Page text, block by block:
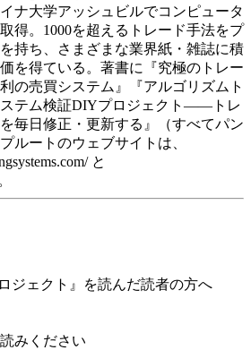
ナ大学アッシュビルでコンピュータ
得。1000を超えるトレード手法をプ
持ち、さまざまな業界紙・雑誌に積
を得ている。著書に『究極のトレー
の売買システム』『アルゴリズムト
ステム検証DIYプロジェクト――トレ
毎日修正・更新する』（すべてパン
ルートのウェブサイトは、
と
ジェクト』を読んだ読者の方へ
みください